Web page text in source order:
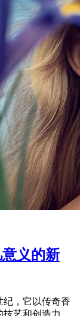
义的新
纪，它以传奇香
艺和创造力。